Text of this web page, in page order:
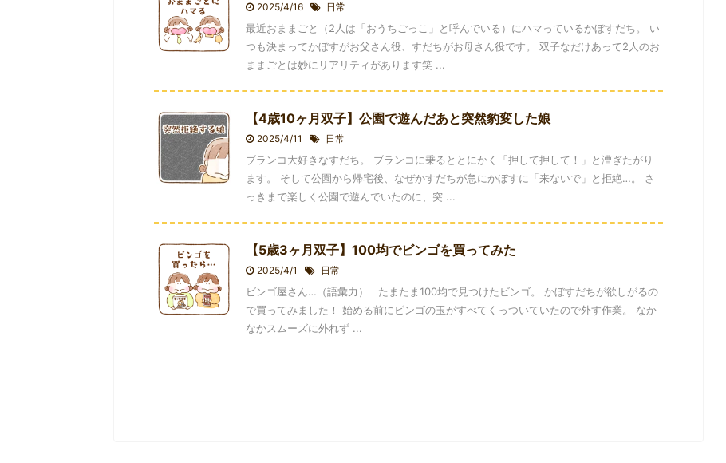
2025/4/16 日常
最近おままごと（2人は「おうちごっこ」と呼んでいる）にハマっているかぼすだち。 い
つも決まってかぼすがお父さん役、すだちがお母さん役です。 双子なだけあって2人のお
ままごとは妙にリアリティがあります笑 ...
【4歳10ヶ月双子】公園で遊んだあと突然豹変した娘
2025/4/11 日常
ブランコ大好きなすだち。 ブランコに乗るととにかく「押して押して！」と漕ぎたがり
ます。 そして公園から帰宅後、なぜかすだちが急にかぼすに「来ないで」と拒絶…。 さ
っきまで楽しく公園で遊んでいたのに、突 ...
【5歳3ヶ月双子】100均でビンゴを買ってみた
2025/4/1 日常
ビンゴ屋さん…（語彙力） たまたま100均で見つけたビンゴ。 かぼすだちが欲しがるの
で買ってみました！ 始める前にビンゴの玉がすべてくっついていたので外す作業。 なか
なかスムーズに外れず ...